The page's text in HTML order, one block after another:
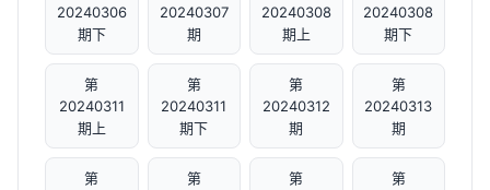
20240306
期下
20240307
期
20240308
期上
20240308
期下
第
20240311
期上
第
20240311
期下
第
20240312
期
第
20240313
期
第
第
第
第